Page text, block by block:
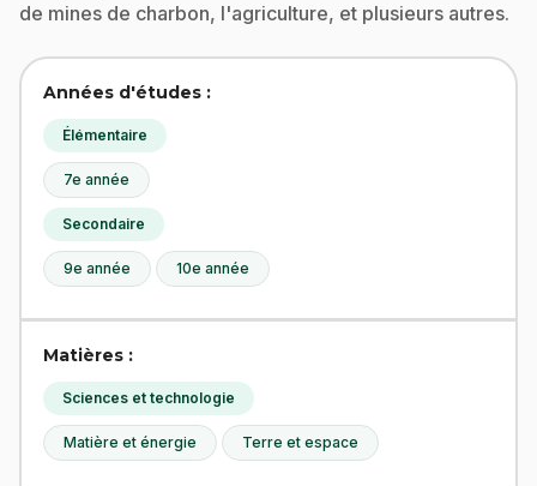
de mines de charbon, l'agriculture, et plusieurs autres.
Années d'études :
Élémentaire
7e année
Secondaire
9e année 10e année
Matières :
Sciences et technologie
Matière et énergie Terre et espace